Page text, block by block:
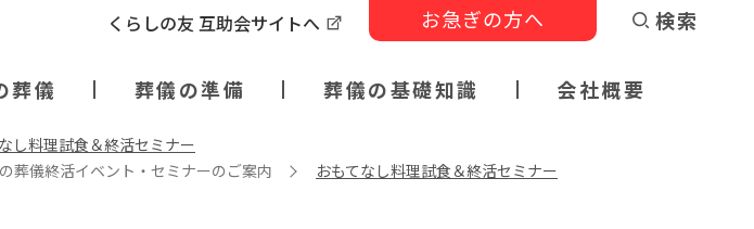
くらしの友 互助会サイトへ お急ぎの方へ
葬儀 葬儀の準備 葬儀の基礎知識 会社概要
検索
し料理試食＆終活セミナー
葬儀終活イベント・セミナーのご案内 おもてなし料理試食＆終活セミナー